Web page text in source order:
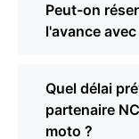
Peut-on
l'avance
Quel délai
partenaire
moto ?